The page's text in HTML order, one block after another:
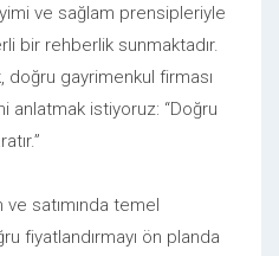
ve sağlam prensipleriyle
bir rehberlik sunmaktadır.
doğru gayrimenkul firması
anlatmak istiyoruz: “Doğru
ve satımında temel
fiyatlandırmayı ön planda